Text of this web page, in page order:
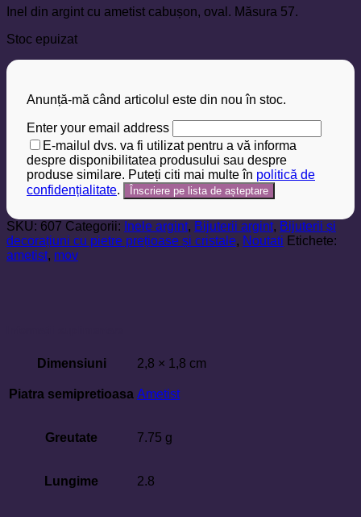
Inel din argint cu ametist cabușon, oval. Măsura 57.
Stoc epuizat
Anunță-mă când articolul este din nou în stoc.
Enter your email address
E-mailul dvs. va fi utilizat pentru a vă informa
despre disponibilitatea produsului sau despre
produse similare. Puteți citi mai multe în politică de
confidențialitate.
SKU: 607 Categorii: Inele argint, Bijuterii argint, Bijuterii și
decorațiuni cu pietre prețioase și cristale, Noutati Etichete:
ametist, mov
Dimensiuni 2,8 × 1,8 cm
Piatra semipretioasa Ametist
Greutate 7.75 g
Lungime 2.8